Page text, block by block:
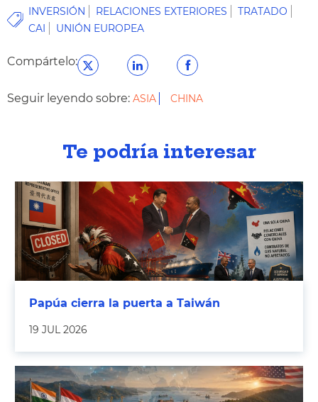
INVERSIÓN RELACIONES EXTERIORES
TRATADO
CAI
UNIÓN EUROPEA
Compártelo:
Seguir leyendo sobre: ASIA CHINA
Te podría interesar
Papúa cierra la puerta a Taiwán
19 JUL 2026